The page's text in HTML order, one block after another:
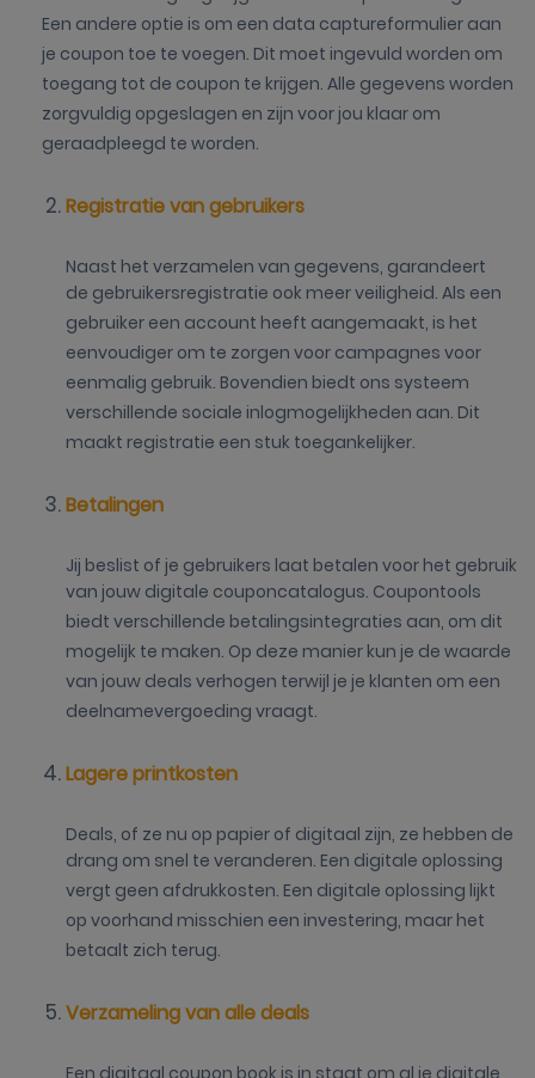
Een andere optie is om een data captureformulier aan
je coupon toe te voegen. Dit moet ingevuld worden om
toegang tot de coupon te krijgen. Alle gegevens worden
zorgvuldig opgeslagen en zijn voor jou klaar om
geraadpleegd te worden.
Registratie van gebruikers
Naast het verzamelen van gegevens, garandeert
de gebruikersregistratie ook meer veiligheid. Als een
gebruiker een account heeft aangemaakt, is het
eenvoudiger om te zorgen voor campagnes voor
eenmalig gebruik. Bovendien biedt ons systeem
verschillende sociale inlogmogelijkheden aan. Dit
maakt registratie een stuk toegankelijker.
Betalingen
Jij beslist of je gebruikers laat betalen voor het gebruik
van jouw digitale couponcatalogus. Coupontools
biedt verschillende betalingsintegraties aan, om dit
mogelijk te maken. Op deze manier kun je de waarde
van jouw deals verhogen terwijl je je klanten om een
deelnamevergoeding vraagt.
Lagere printkosten
Deals, of ze nu op papier of digitaal zijn, ze hebben de
drang om snel te veranderen. Een digitale oplossing
vergt geen afdrukkosten. Een digitale oplossing lijkt
op voorhand misschien een investering, maar het
betaalt zich terug.
Verzameling van alle deals
Een digitaal coupon book is in staat om al je digitale